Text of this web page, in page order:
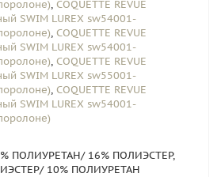
, COQUETTE REVUE
SWIM LUREX sw54001-
, COQUETTE REVUE
SWIM LUREX sw54001-
, COQUETTE REVUE
SWIM LUREX sw55001-
, COQUETTE REVUE
SWIM LUREX sw54001-
ПОЛИУРЕТАН/ 16% ПОЛИЭСТЕР,
10% ПОЛИУРЕТАН